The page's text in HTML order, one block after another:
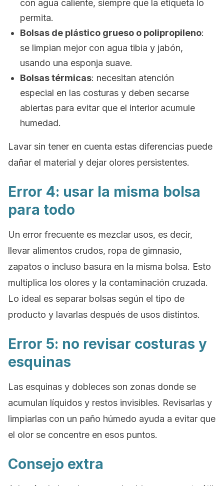
con agua caliente, siempre que la etiqueta lo
permita.
Bolsas de plástico grueso o polipropileno:
se limpian mejor con agua tibia y jabón,
usando una esponja suave.
Bolsas térmicas: necesitan atención
especial en las costuras y deben secarse
abiertas para evitar que el interior acumule
humedad.
Lavar sin tener en cuenta estas diferencias puede
dañar el material y dejar olores persistentes.
Error 4: usar la misma bolsa
para todo
Un error frecuente es mezclar usos, es decir,
llevar alimentos crudos, ropa de gimnasio,
zapatos o incluso basura en la misma bolsa. Esto
multiplica los olores y la contaminación cruzada.
Lo ideal es separar bolsas según el tipo de
producto y lavarlas después de usos distintos.
Error 5: no revisar costuras y
esquinas
Las esquinas y dobleces son zonas donde se
acumulan líquidos y restos invisibles. Revisarlas y
limpiarlas con un paño húmedo ayuda a evitar que
el olor se concentre en esos puntos.
Consejo extra